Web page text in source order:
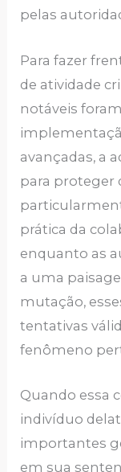
pelas
Para fazer
de atividade
notáveis
avançadas, a
para proteger
prática da
enquanto as
a uma
mutação,
tentativas
fenômeno
Quando essa
indivíduo
importantes
em sua